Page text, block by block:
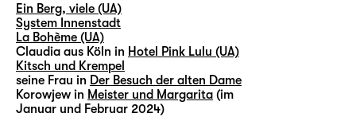
Ein Berg, viele (UA)
System Innenstadt
La Bohème (UA)
Claudia aus Köln in Hotel Pink Lulu (UA)
Kitsch und Krempel
seine Frau in Der Besuch der alten Dame
Korowjew in Meister und Margarita (im
Januar und Februar 2024)